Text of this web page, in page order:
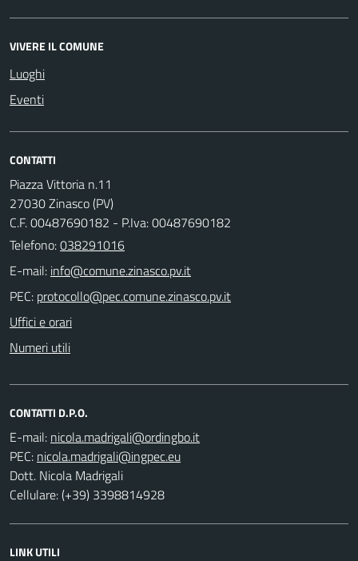
VIVERE IL COMUNE
Luoghi
Eventi
CONTATTI
Piazza Vittoria n.11
27030 Zinasco (PV)
C.F. 00487690182 - P.Iva: 00487690182
Telefono:038291016
E-mail:
PEC:
Uffici e orari
Numeri utili
CONTATTI D.P.O.
E-mail:
PEC:
Dott. Nicola Madrigali
Cellulare: (+39) 3398814928
LINK UTILI